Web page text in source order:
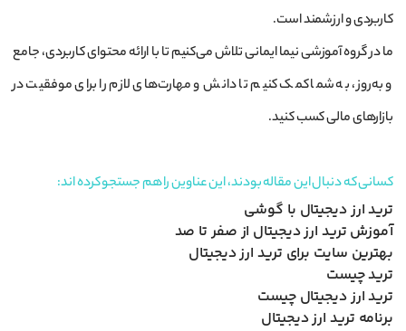
کاربردی و ارزشمند است.
ما در گروه آموزشی نیما ایمانی تلاش می‌کنیم تا با ارائه محتوای کاربردی، جامع
و به‌روز، به شما کمک کنیم تا دانش و مهارت‌های لازم را برای موفقیت در
بازارهای مالی کسب کنید.
کسانی که دنبال این مقاله بودند، این عناوین را هم جستجو کرده اند:
ترید ارز دیجیتال با گوشی
آموزش ترید ارز دیجیتال از صفر تا صد
بهترین سایت برای ترید ارز دیجیتال
ترید چیست
ترید ارز دیجیتال چیست
برنامه ترید ارز دیجیتال